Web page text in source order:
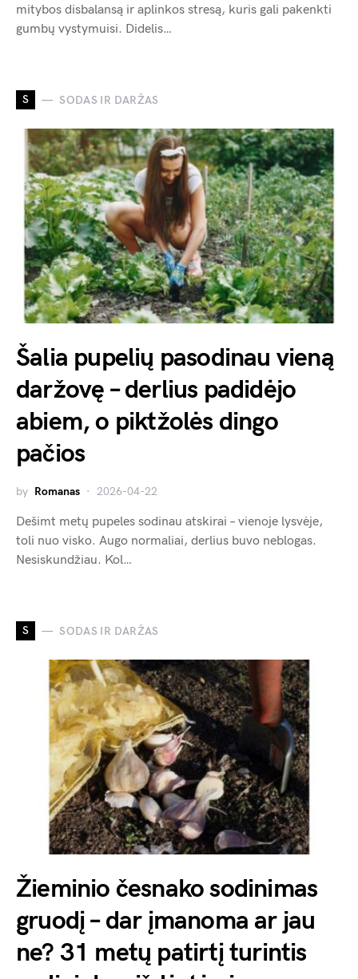
mitybos disbalansą ir aplinkos stresą, kuris gali pakenkti
gumbų vystymuisi. Didelis…
S SODAS IR DARŽAS
Šalia pupelių pasodinau vieną
daržovę – derlius padidėjo
abiem, o piktžolės dingo
pačios
by Romanas 2026-04-22
Dešimt metų pupeles sodinau atskirai – vienoje lysvėje,
toli nuo visko. Augo normaliai, derlius buvo neblogas.
Nesiskundžiau. Kol…
S SODAS IR DARŽAS
Žieminio česnako sodinimas
gruodį – dar įmanoma ar jau
ne? 31 metų patirtį turintis